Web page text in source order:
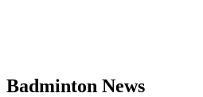
Badminton News